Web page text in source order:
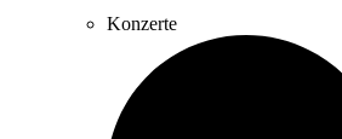
Konzerte